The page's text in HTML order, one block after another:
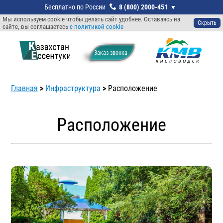
Мы используем cookie чтобы делать сайт удобнее. Оставаясь на
сайте, вы соглашаетесь с политикой cookie Скрыть
Заказ звонкa
8 (800) 2000-451
Главная > Инфраструктура > Расположение
Расположение